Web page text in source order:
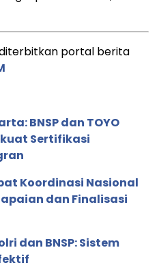
portal berita
BNSP dan TOYO
Sertifikasi
Koordinasi Nasional
dan Finalisasi
dan BNSP: Sistem